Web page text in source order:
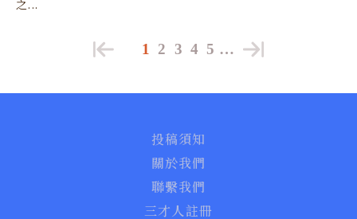
之...
1 2 3 4 5 …
投稿須知
關於我們
聯繫我們
三才人註冊